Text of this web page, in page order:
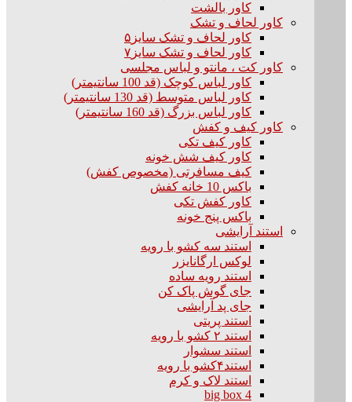
کاور بالشت
کاور لحاف و تشک
کاور لحاف و تشک سایز۵
کاور لحاف و تشک سایز۷
کاور کت ، مانتو و لباس مجلسی
کاور لباس کوچک (قد 100 سانتیمتر)
کاور لباس متوسط (قد 130 سانتیمتر)
کاور لباس بزرگ (قد 160 سانتیمتر)
کاور کیف و کفش
کاور کیف تکی
کاور کیف شش خونه
کیف مسافرتی (مخصوص کفش)
باکس 10 خانه کفش
کاور کفش تکی
باکس پنج خونه
استند آرایشی
استند سه کشو با رویه
لوکس ارگانایزر
استند رویه ساده
جای گوش پاک کن
جای پد آرایشی
استند پریتی
استند ۲ کشو با رویه
استند سشوار
استند۴کشو با رویه
استند لاک و کرم
big box 4